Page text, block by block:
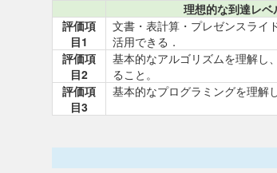
理想的な到達レベ
評価項
目1
文書・表計算・プレゼンスライ
活用できる．
評価項
目2
基本的なアルゴリズムを理解し
ること。
評価項
目3
基本的なプログラミングを理解